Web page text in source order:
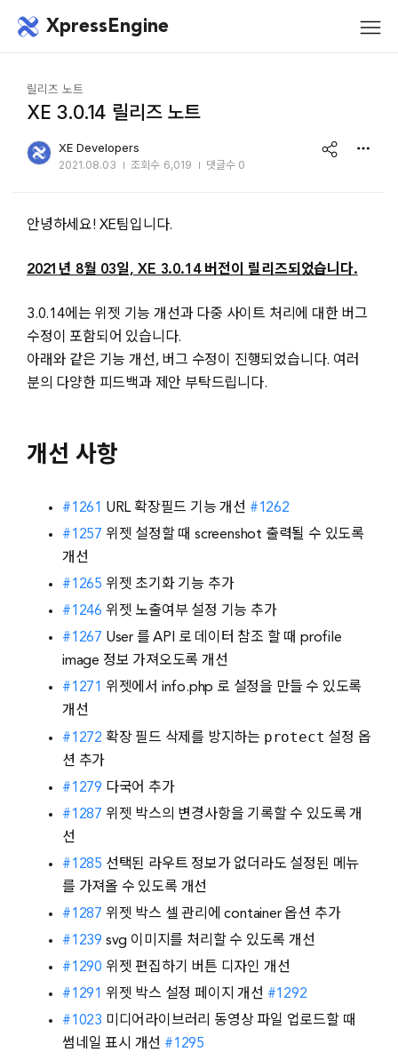
XpressEngine
모바
릴리즈 노트
XE 3.0.14 릴리즈 노트
XE Developers
2021.08.03 조회수 6,019 댓글수 0
share
안녕하세요! XE팀입니다.
2021년 8월 03일, XE 3.0.14 버전이 릴리즈되었습니다.
3.0.14에는 위젯 기능 개선과 다중 사이트 처리에 대한 버그
수정이 포함되어 있습니다.
아래와 같은 기능 개선, 버그 수정이 진행되었습니다. 여러
분의 다양한 피드백과 제안 부탁드립니다.
개선 사항
#1261 URL 확장필드 기능 개선 #1262
#1257 위젯 설정할 때 screenshot 출력될 수 있도록
개선
#1265 위젯 초기화 기능 추가
#1246 위젯 노출여부 설정 기능 추가
#1267 User 를 API 로 데이터 참조 할 때 profile
image 정보 가져오도록 개선
#1271 위젯에서 info.php 로 설정을 만들 수 있도록
개선
#1272 확장 필드 삭제를 방지하는 protect 설정 옵
션 추가
#1279 다국어 추가
#1287 위젯 박스의 변경사항을 기록할 수 있도록 개
선
#1285 선택된 라우트 정보가 없더라도 설정된 메뉴
를 가져올 수 있도록 개선
#1287 위젯 박스 셀 관리에 container 옵션 추가
#1239 svg 이미지를 처리할 수 있도록 개선
#1290 위젯 편집하기 버튼 디자인 개선
#1291 위젯 박스 설정 페이지 개선 #1292
#1023 미디어라이브러리 동영상 파일 업로드할 때
썸네일 표시 개선 #1295